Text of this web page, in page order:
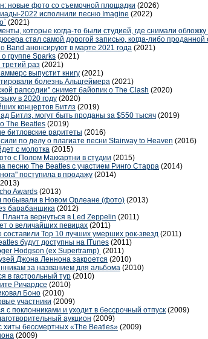
новые фото со съемочной площадки (2026)
2022 исполнили песню Imagine (2022)
(2021)
которые когда-то были студией, где снимали
стал самой дорогой записью, когда-либо
Band анонсируют в марте 2021 года (2021)
группе Sparks (2021)
раз (2021)
выпустит книгу (2021)
болезнь Альцгеймера (2021)
рапсодии" снимет байопик о The Clash (2020)
в 2020 году (2020)
концертов Битлз (2019)
Битлз, могут быть проданы за $550 тысяч (2019)
The Beatles (2019)
битловские раритеты (2016)
по делу о плагиате песни Stairway to Heaven (2016)
с молотка (2015)
с Полом Маккартни в студии (2015)
песню The Beatles с участием Ринго Старра (2014)
поступила в продажу (2014)
Awards (2013)
побывали в Новом Орлеане (фото) (2013)
барабанщика (2012)
вернуться в Led Zeppelin (2011)
о величайших певицах (2011)
Top 10 лучших умерших рок-звезд (2011)
будут доступны на ITunes (2011)
Hodgson (ex Supertramp) (2011)
Джона Леннона закроется (2010)
за названием для альбома (2010)
в гастрольный тур (2010)
Ричардсе (2010)
Боно (2010)
участники (2009)
с поклонниками и уходит в бессрочный отпуск (2009)
аукцион (2009)
хиты бессмертных «The Beatles» (2009)
(2009)